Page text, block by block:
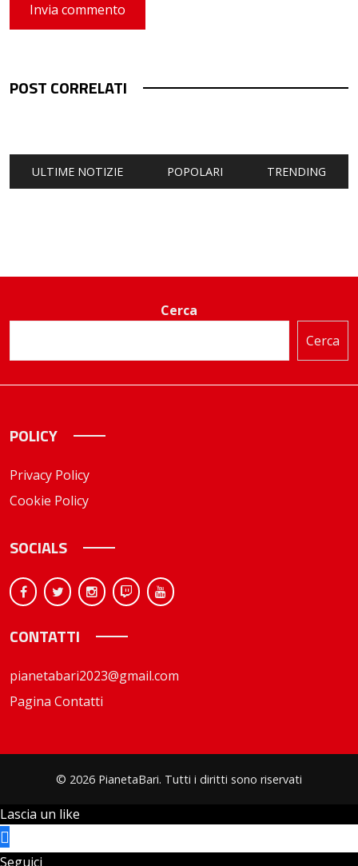
POST CORRELATI
ULTIME NOTIZIE POPOLARI TRENDING
Cerca
Cerca
POLICY
Privacy Policy
Cookie Policy
SOCIALS
CONTATTI
pianetabari2023@gmail.com
Pagina Contatti
© 2026 PianetaBari. Tutti i diritti sono riservati
Lascia un like
Seguici